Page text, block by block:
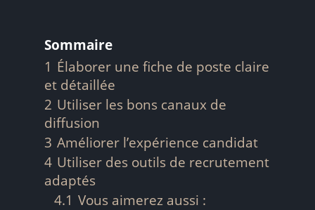
Sommaire
1 Élaborer une fiche de poste claire
et détaillée
2 Utiliser les bons canaux de
diffusion
3 Améliorer l’expérience candidat
4 Utiliser des outils de recrutement
adaptés
4.1 Vous aimerez aussi :